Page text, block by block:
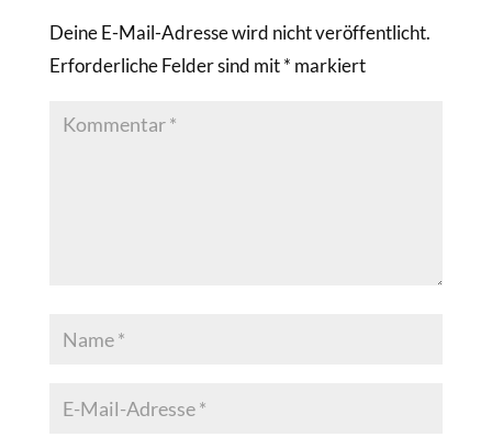
Deine E-Mail-Adresse wird nicht veröffentlicht.
Erforderliche Felder sind mit* markiert